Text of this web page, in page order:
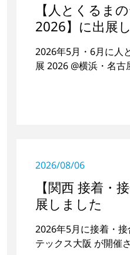
【人とくるま
2026】に出展
2026年5月・6月に人
展 2026 @横浜・名古
2026/08/06
【関西 接着・
展しました
2026年5月に接着・接
テックス大阪 が開催